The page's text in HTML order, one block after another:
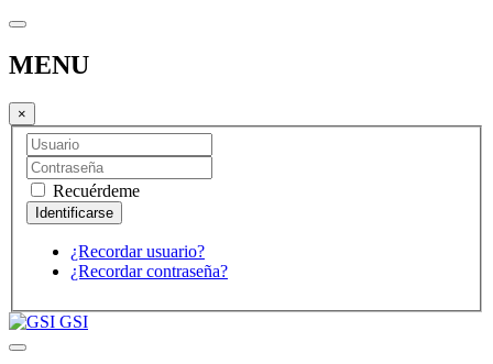
MENU
×
Recuérdeme
¿Recordar usuario?
¿Recordar contraseña?
GSI